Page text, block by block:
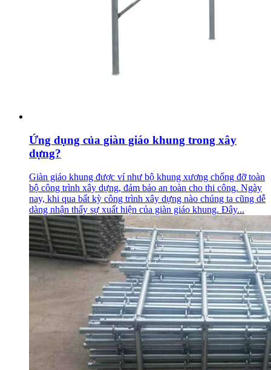
Ứng dụng của giàn giáo khung trong xây
dựng?
Giàn giáo khung được ví như bộ khung xương chống đỡ toàn
bộ công trình xây dựng, đảm bảo an toàn cho thi công. Ngày
nay, khi qua bất kỳ công trình xây dựng nào chúng ta cũng dễ
dàng nhận thấy sự xuất hiện của giàn giáo khung. Đây...